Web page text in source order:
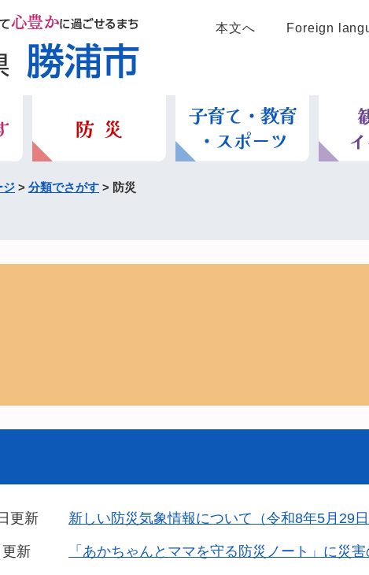
本文へ Foreign
ジ > 分類でさがす > 防災
更新 新しい防災気象情報について（令和8年5月29
新 「あかちゃんとママを守る防災ノート」に災